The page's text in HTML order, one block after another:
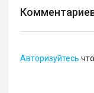
Авторизуйтесь